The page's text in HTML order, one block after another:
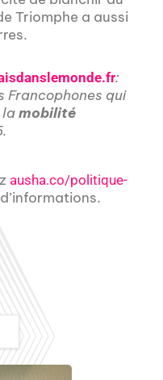
Triomphe a aussi
:
Francophones qui
lamobilité
ausha.co/politique-